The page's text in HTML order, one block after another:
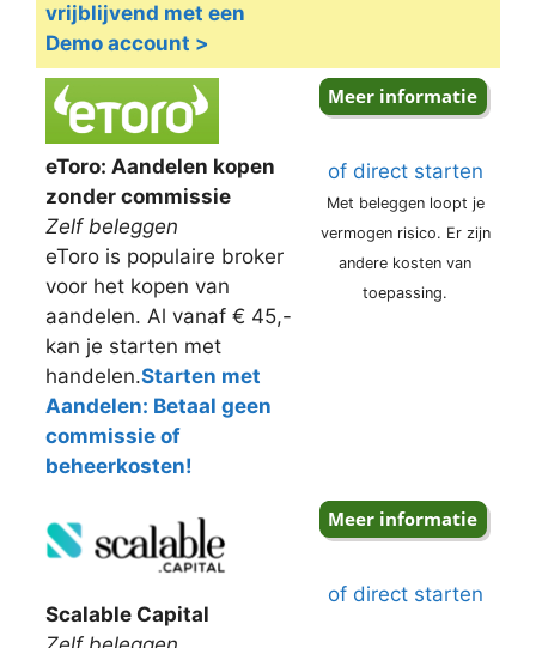
vrijblijvend met een
Demo account >
eToro: Aandelen kopen
zonder commissie
Zelf beleggen
eToro is populaire broker
voor het kopen van
aandelen. Al vanaf € 45,-
kan je starten met
handelen.Starten met
Aandelen: Betaal geen
commissie of
beheerkosten!
of direct starten
Met beleggen loopt je
vermogen risico. Er zijn
andere kosten van
toepassing.
Scalable Capital
of direct starten